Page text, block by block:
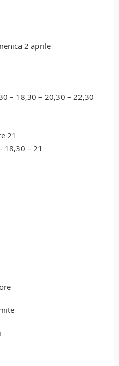
2 aprile
– 18,30 – 20,30 – 22,30
21
18,30 – 21